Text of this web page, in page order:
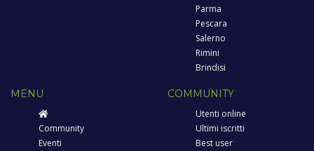
Parma
Pescara
Salerno
Rimini
Brindisi
MENU
Community
Eventi
COMMUNITY
Utenti online
Ultimi iscritti
Best user